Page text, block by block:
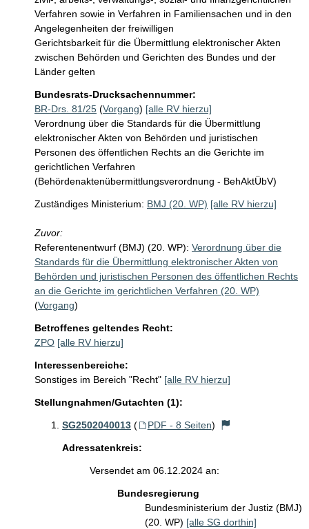
Verfahren sowie in Verfahren in Familiensachen und in den
Angelegenheiten der freiwilligen
Gerichtsbarkeit für die Übermittlung elektronischer Akten
zwischen Behörden und Gerichten des Bundes und der
Länder gelten
Bundesrats-Drucksachennummer:
BR-Drs. 81/25 (Vorgang) [alle RV hierzu]
Verordnung über die Standards für die Übermittlung
elektronischer Akten von Behörden und juristischen
Personen des öffentlichen Rechts an die Gerichte im
gerichtlichen Verfahren
(Behördenaktenübermittlungsverordnung - BehAktÜbV)
Zuständiges Ministerium: BMJ (20. WP) [alle RV hierzu]
Zuvor:
Referentenentwurf (BMJ) (20. WP): Verordnung über die
Standards für die Übermittlung elektronischer Akten von
Behörden und juristischen Personen des öffentlichen Rechts
an die Gerichte im gerichtlichen Verfahren (20. WP)
(Vorgang)
Betroffenes geltendes Recht:
ZPO [alle RV hierzu]
Interessenbereiche:
Sonstiges im Bereich "Recht" [alle RV hierzu]
Stellungnahmen/Gutachten (1):
SG2502040013 ( PDF - 8 Seiten)
Adressatenkreis:
Versendet am 06.12.2024 an:
Bundesregierung
Bundesministerium der Justiz (BMJ)
(20. WP) [alle SG dorthin]